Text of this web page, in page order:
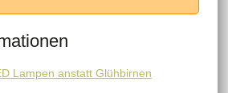
Lampen anstatt Glühbirnen